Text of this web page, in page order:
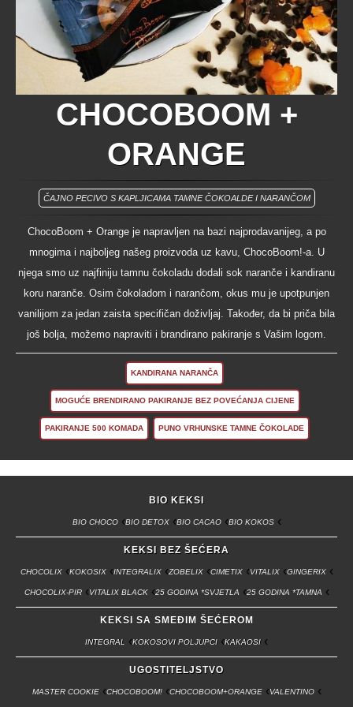
CHOCOBOOM +
ORANGE
ČAJNO PECIVO S KAPLJICAMA TAMNE ČOKOALDE I NARANČOM
ChocoBoom + Orange je napravljen na bazi najprodavanijeg, a po
mnogima i najboljeg našeg proizvoda uz kavu, ChocoBoom!-a. U
njega smo uz najfiniju tamnu čokoladu dodali sok naranče i kandiranu
koru naranče. Osim čokoladom i narančom, okus mu je upotpunjen
vanilijom za jedan zaista specifičan doživljaj. Također, da bi priča bila
još bolja, možemo napraviti i brandirano pakiranje s Vašim logom.
KANDIRANA NARANČA
MOGUĆE BRENDIRANO PAKIRANJE BEZ POVEĆANJA CIJENE
PAKIRANJE 500 KOMADA PUNO VRHUNSKE TAMNE ČOKOLADE
BIO KEKSI
BIO CHOCO BIO DETOX BIO CACAO BIO KOKOS
KEKSI BEZ ŠEĆERA
CHOCOLIX KOKOSIX INTEGRALIX ZOBELIX CIMETIX VITALIX GINGERIX
CHOCOLIX-PIR VITALIX BLACK 25 GODINA *SVJETLA 25 GODINA *TAMNA
KEKSI SA SMEĐIM ŠEĆEROM
INTEGRAL KOKOSOVI POLJUPCI KAKAOSI
UGOSTITELJSTVO
MASTER COOKIE CHOCOBOOM! CHOCOBOOM+ORANGE VALENTINO